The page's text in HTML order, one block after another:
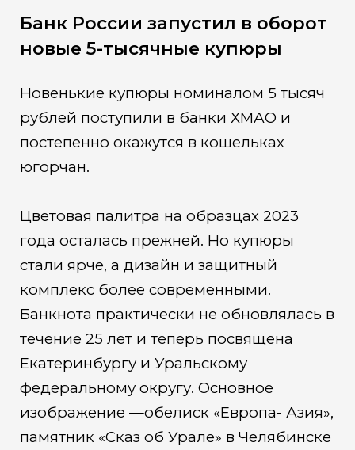
Банк России запустил в оборот
новые 5-тысячные купюры
Новенькие купюры номиналом 5 тысяч
рублей поступили в банки ХМАО и
постепенно окажутся в кошельках
югорчан.
Цветовая палитра на образцах 2023
года осталась прежней. Но купюры
стали ярче, а дизайн и защитный
комплекс более современными.
Банкнота практически не обновлялась в
течение 25 лет и теперь посвящена
Екатеринбургу и Уральскому
федеральному округу. Основное
изображение —обелиск «Европа- Азия»,
памятник «Сказ об Урале» в Челябинске